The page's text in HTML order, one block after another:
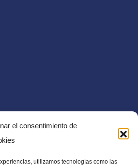
el consentimiento de
utilizamos tecnologías como las